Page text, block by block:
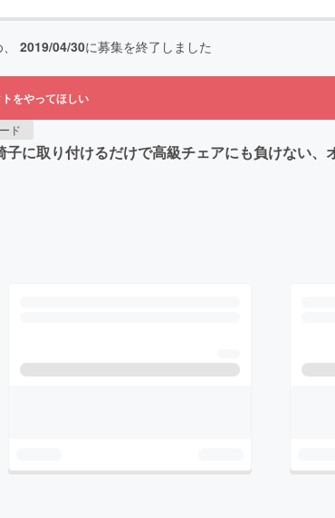
2019/04/30に募集を終了しました
をやってほしい
ド
に取り付けるだけで高級チェアにも負けない、